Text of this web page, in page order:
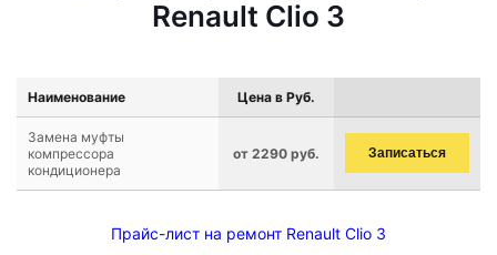
Renault Clio 3
Наименование Цена в Руб.
Замена муфты
компрессора
кондиционера
от 2290 руб. Записаться
Прайс-лист на ремонт Renault Clio 3